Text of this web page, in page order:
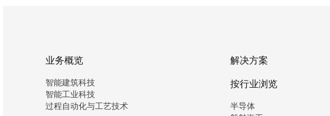
业务概览
智能建筑科技
智能工业科技
过程自动化与工艺技术
解决方案
按行业浏览
半导体